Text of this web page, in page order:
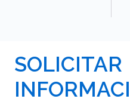
SOLICITAR